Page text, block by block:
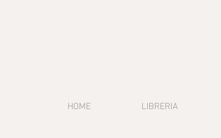
HOME LIBRERIA